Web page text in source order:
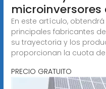
En este artículo,
principales fabricantes
su trayectoria y los
proporcionan la cuota de
PRECIO GRATUITO